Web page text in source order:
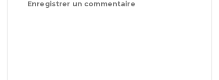
Enregistrer un commentaire